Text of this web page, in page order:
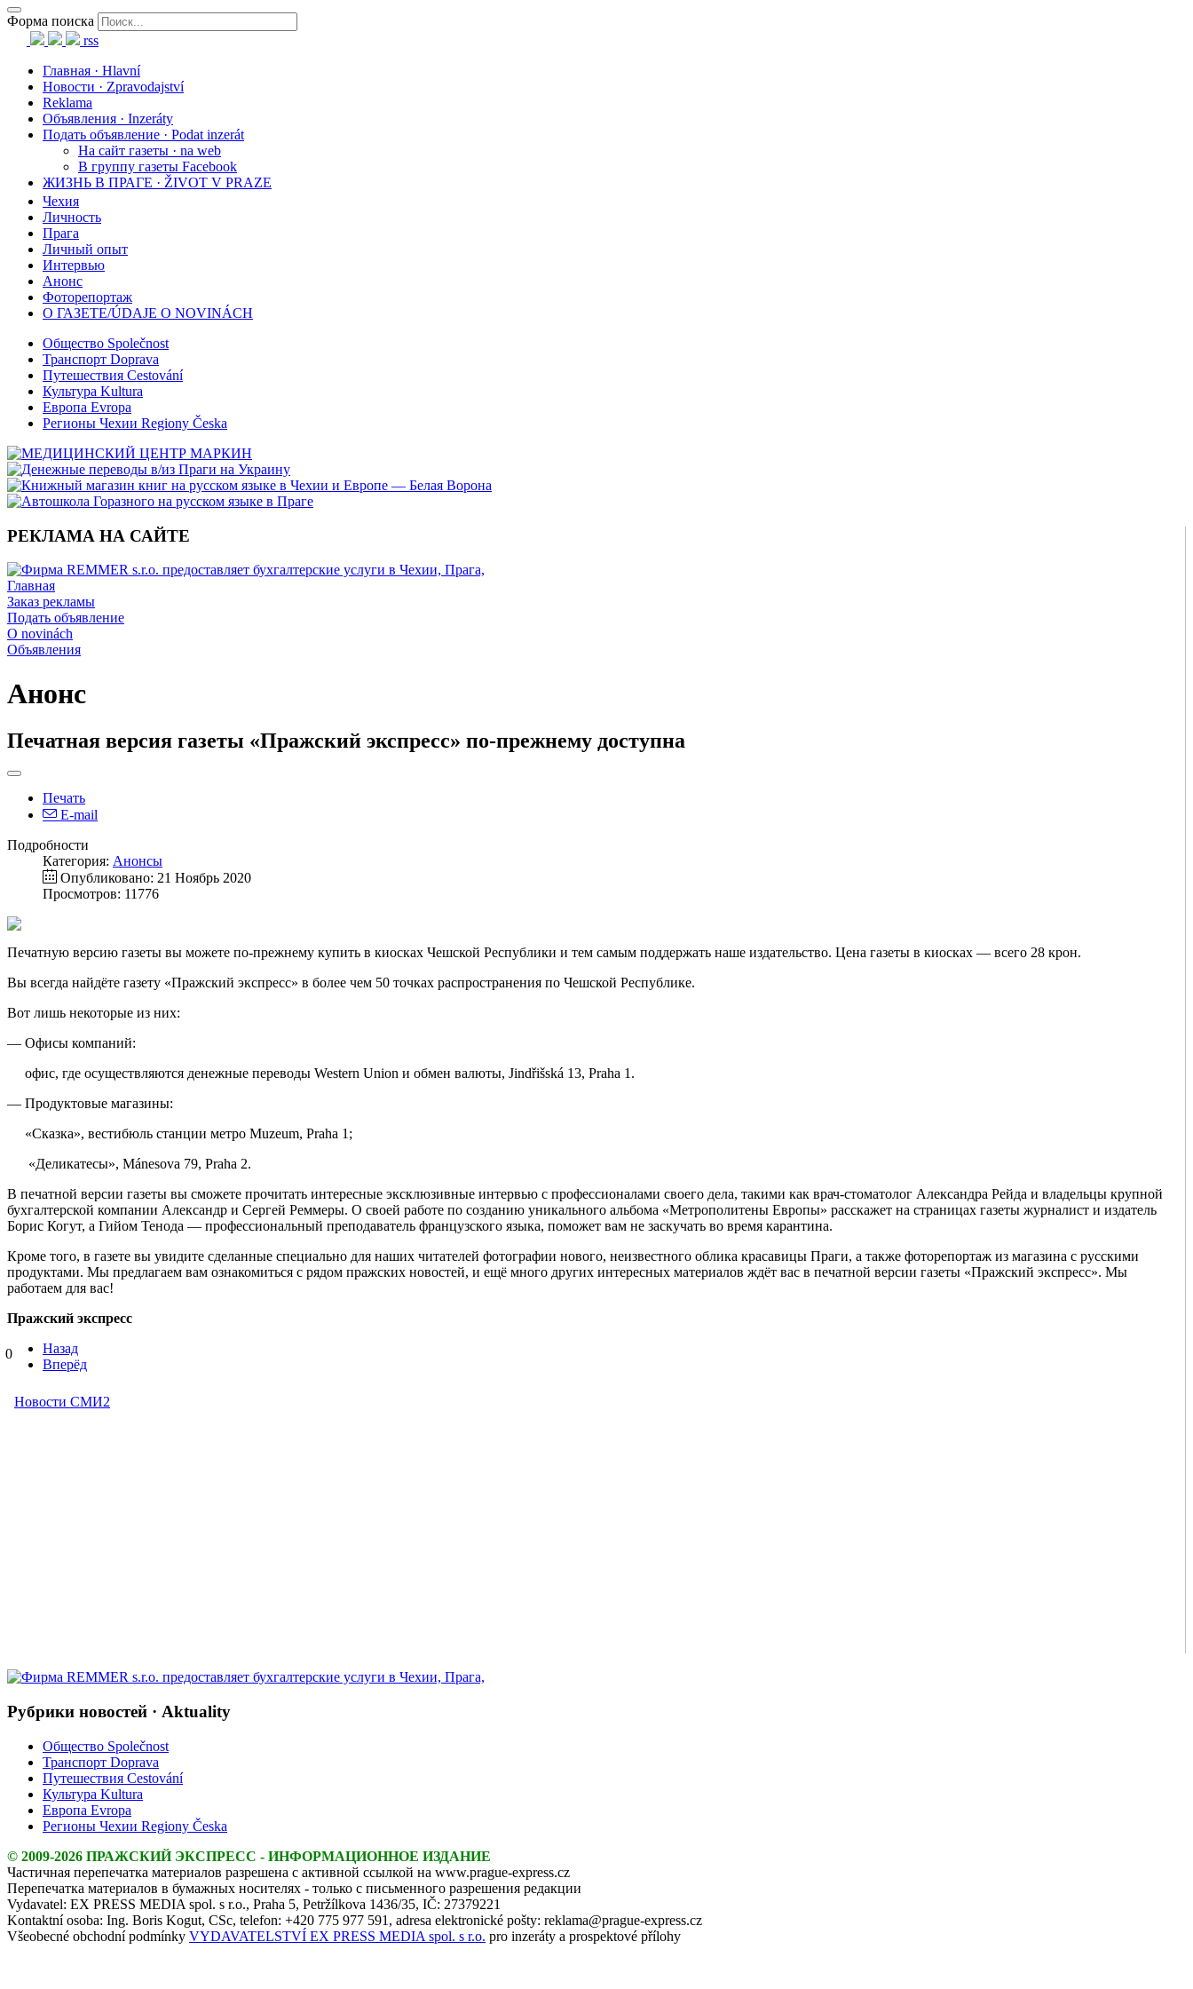
Форма поиска
rss
Главная · Hlavní
Новости · Zpravodajství
Reklama
Объявления · Inzeráty
Подать объявление · Podat inzerát
На сайт газеты · na web
В группу газеты Facebook
ЖИЗНЬ В ПРАГЕ · ŽIVOT V PRAZE
Чехия
Личность
Прага
Личный опыт
Интервью
Анонс
Фоторепортаж
О ГАЗЕТЕ/ÚDAJE O NOVINÁCH
Общество Společnost
Транспорт Doprava
Путешествия Cestování
Культура Kultura
Европа Evropa
Регионы Чехии Regiony Česka
РЕКЛАМА НА САЙТЕ
Главная
Заказ рекламы
Подать объявление
O novinách
Объявления
Анонс
Печатная версия газеты «Пражский экспресс» по-прежнему доступна
Печать
E-mail
Подробности
Категория: Анонсы
Опубликовано: 21 Ноябрь 2020
Просмотров: 11776
Печатную версию газеты вы можете по-прежнему купить в киосках Чешской Республики и тем самым поддержать наше издательство. Цена газеты в киосках — всего 28 крон.
Вы всегда найдёте газету «Пражский экспресс» в более чем 50 точках распространения по Чешской Республике.
Вот лишь некоторые из них:
— Офисы компаний:
офис, где осуществляются денежные переводы Western Union и обмен валюты, Jindřišská 13, Praha 1.
— Продуктовые магазины:
«Сказка», вестибюль станции метро Muzeum, Praha 1;
«Деликатесы», Mánesova 79, Praha 2.
В печатной версии газеты вы сможете прочитать интересные эксклюзивные интервью с профессионалами своего дела, такими как врач-стоматолог Александра Рейда и владельцы крупной
бухгалтерской компании Александр и Сергей Реммеры. О своей работе по созданию уникального альбома «Метрополитены Европы» расскажет на страницах газеты журналист и издатель
Борис Когут, а Гийом Тенода — профессиональный преподаватель французского языка, поможет вам не заскучать во время карантина.
Кроме того, в газете вы увидите сделанные специально для наших читателей фотографии нового, неизвестного облика красавицы Праги, а также фоторепортаж из магазина с русскими
продуктами. Мы предлагаем вам ознакомиться с рядом пражских новостей, и ещё много других интересных материалов ждёт вас в печатной версии газеты «Пражский экспресс». Мы
работаем для вас!
Пражский экспресс
0
Назад
Вперёд
Рубрики новостей · Aktuality
Общество Společnost
Транспорт Doprava
Путешествия Cestování
Культура Kultura
Европа Evropa
Регионы Чехии Regiony Česka
© 2009-2026 ПРАЖСКИЙ ЭКСПРЕСС - ИНФОРМАЦИОННОЕ ИЗДАНИЕ
Частичная перепечатка материалов разрешена с активной ссылкой на www.prague-express.cz
Перепечатка материалов в бумажных носителях - только с письменного разрешения редакции
Vydavatel: EX PRESS MEDIA spol. s r.o., Praha 5, Petržílkova 1436/35, IČ: 27379221
Kontaktní osoba: Ing. Boris Kogut, CSc, telefon: +420 775 977 591, adresa elektronické pošty: reklama@prague-express.cz
Všeobecné obchodní podmínky VYDAVATELSTVÍ EX PRESS MEDIA spol. s r.o. pro inzeráty a prospektové přílohy